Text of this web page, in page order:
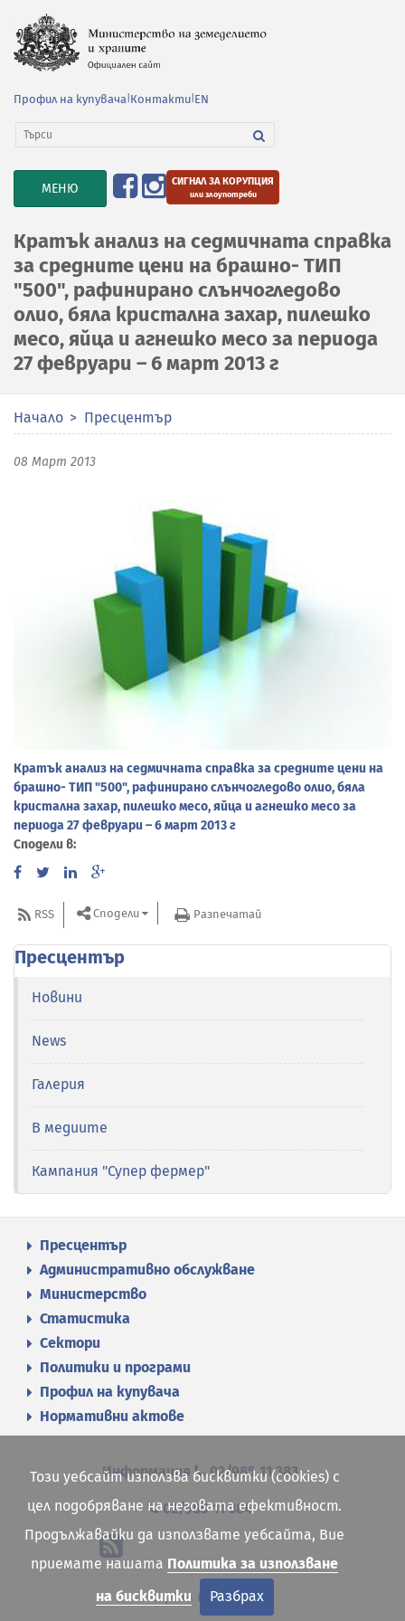
Профил на купувача Контакти EN
TOGGLE
NAVIGATION
МЕНЮ СИГНАЛ ЗА КОРУПЦИЯ
или злоупотреби
Кратък анализ на седмичната справка
за средните цени на брашно- ТИП
"500", рафинирано слънчогледово
олио, бяла кристална захар, пилешко
месо, яйца и агнешко месо за периода
27 февруари – 6 март 2013 г
Начало Пресцентър
08 Март 2013
Кратък анализ на седмичната справка за средните цени на
брашно- ТИП "500", рафинирано слънчогледово олио, бяла
кристална захар, пилешко месо, яйца и агнешко месо за
периода 27 февруари – 6 март 2013 г
Сподели в:
RSS Сподели Разпечатай
Пресцентър
Новини
News
Галерия
В медиите
Кампания "Супер фермер"
Пресцентър
Административно обслужване
Министерство
Статистика
Сектори
Политики и програми
Профил на купувача
Нормативни актове
Информация 02/985 11 383
02/985 11 384
Карта на сайта
Този уебсайт използва бисквитки (cookies) с
цел подобряване на неговата ефективност.
Продължавайки да използвате уебсайта, Вие
приемате нашата Политика за използване
на бисквитки
Разбрах